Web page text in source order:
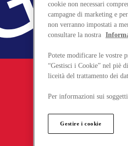
cookie non necessari
campagne di marketing e
non verranno impostati a
consultare la nostra
Potete modificare le vostre
“Gestisci i Cookie” nel piè
liceità del trattamento dei
Per informazioni sui
Gestire i cookie